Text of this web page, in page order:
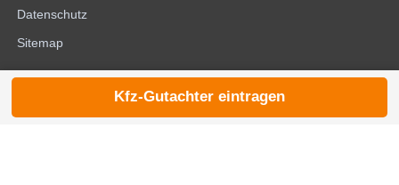
Datenschutz
Sitemap
© 2026 die-kfzgutachter.de
Kfz-Gutachter eintragen